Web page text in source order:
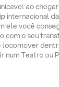
ao
internacional da
ele você
com o seu
locomover
num Teatro ou